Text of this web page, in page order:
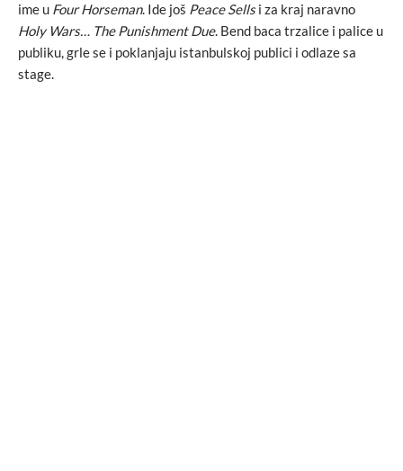
ime u Four Horseman. Ide još Peace Sellsi za kraj naravno
Holy Wars… The Punishment Due. Bend baca trzalice i palice u
publiku, grle se i poklanjaju istanbulskoj publici i odlaze sa
stage.